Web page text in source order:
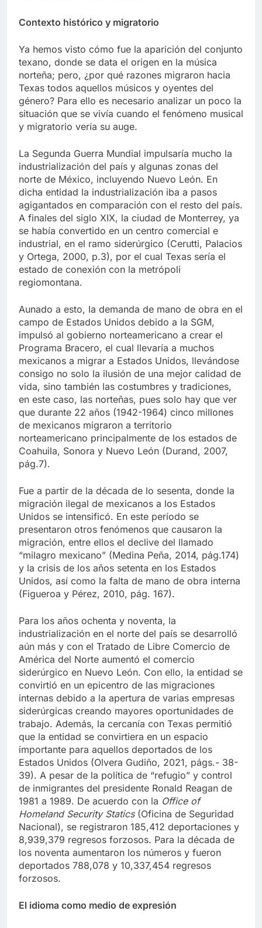
Ya hemos visto cómo fue la aparición del conjunto
texano, donde se data el origen en la música
norteña; pero, ¿por qué razones migraron hacia
Texas todos aquellos músicos y oyentes del
género? Para ello es necesario analizar un poco la
situación que se vivía cuando el fenómeno musical
La Segunda Guerra Mundial impulsaría mucho la
industrialización del país y algunas zonas del
norte de México, incluyendo Nuevo León. En
dicha entidad la industrialización iba a pasos
agigantados en comparación con el resto del país.
A finales del siglo XIX, la ciudad de Monterrey, ya
se había convertido en un centro comercial e
industrial, en el ramo siderúrgico (Cerutti, Palacios
y Ortega, 2000, p.3), por el cual Texas sería el
estado de conexión con la metrópoli
Aunado a esto, la demanda de mano de obra en el
campo de Estados Unidos debido a la SGM,
impulsó al gobierno norteamericano a crear el
Programa Bracero, el cual llevaría a muchos
mexicanos a migrar a Estados Unidos, llevándose
consigo no solo la ilusión de una mejor calidad de
vida, sino también las costumbres y tradiciones,
en este caso, las norteñas, pues solo hay que ver
que durante 22 años (1942-1964) cinco millones
de mexicanos migraron a territorio
norteamericano principalmente de los estados de
Coahuila, Sonora y Nuevo León (Durand, 2007,
Fue a partir de la década de lo sesenta, donde la
migración ilegal de mexicanos a los Estados
Unidos se intensificó. En este período se
presentaron otros fenómenos que causaron la
migración, entre ellos el declive del llamado
“milagro mexicano” (Medina Peña, 2014, pág.174)
y la crisis de los años setenta en los Estados
Unidos, así como la falta de mano de obra interna
Para los años ochenta y noventa, la
industrialización en el norte del país se desarrolló
aún más y con el Tratado de Libre Comercio de
América del Norte aumentó el comercio
siderúrgico en Nuevo León. Con ello, la entidad se
convirtió en un epicentro de las migraciones
internas debido a la apertura de varias empresas
siderúrgicas creando mayores oportunidades de
trabajo. Además, la cercanía con Texas permitió
que la entidad se convirtiera en un espacio
importante para aquellos deportados de los
Estados Unidos (Olvera Gudiño, 2021, págs.- 38-
39). A pesar de la política de “refugio” y control
de inmigrantes del presidente Ronald Reagan de
1981 a 1989. De acuerdo con laOffice of
Homeland Security Statics(Oficina de Seguridad
Nacional), se registraron 185,412 deportaciones y
8,939,379 regresos forzosos. Para la década de
los noventa aumentaron los números y fueron
deportados 788,078 y 10,337,454 regresos